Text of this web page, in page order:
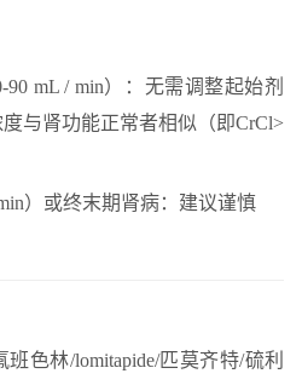
mL / min）：无需调整起始剂
与肾功能正常者相似（即CrCl>
）或终末期肾病：建议谨慎
色林/lomitapide/匹莫齐特/硫利